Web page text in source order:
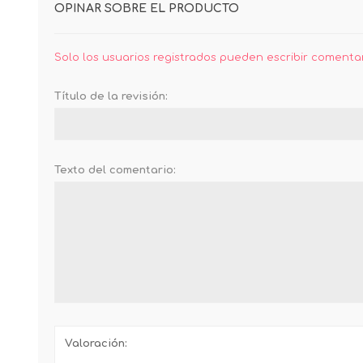
OPINAR SOBRE EL PRODUCTO
Solo los usuarios registrados pueden escribir
Título de la revisión:
Texto del comentario:
Valoración: